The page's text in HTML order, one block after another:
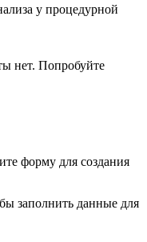
у процедурной
нет. Попробуйте
форму для создания
заполнить данные для